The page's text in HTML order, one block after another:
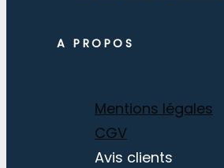
A PROPOS
Mentions légales
CGV
Avis clients